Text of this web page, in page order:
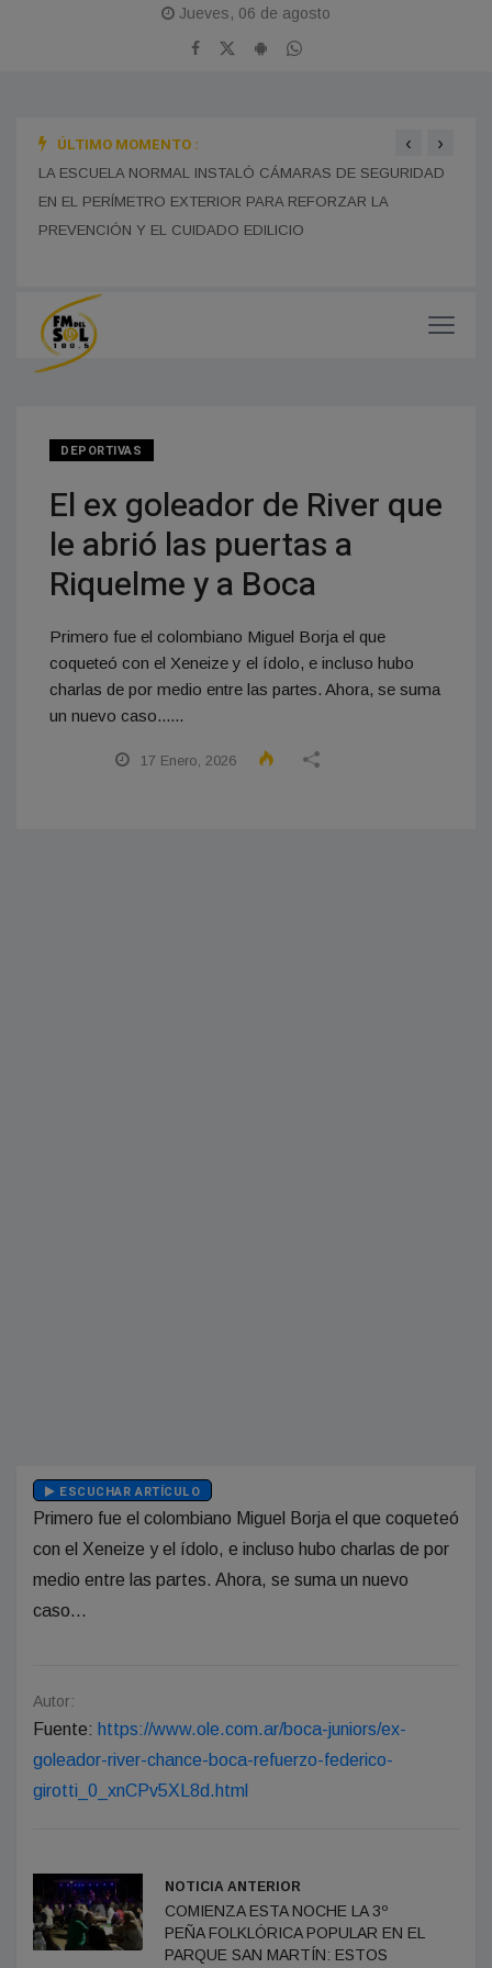
Jueves, 06 de agosto
ÚLTIMO MOMENTO :
LA ESCUELA NORMAL INSTALÓ CÁMARAS DE SEGURIDAD
EN EL PERÍMETRO EXTERIOR PARA REFORZAR LA
PREVENCIÓN Y EL CUIDADO EDILICIO
‹ ›
DEPORTIVAS
El ex goleador de River que
le abrió las puertas a
Riquelme y a Boca
Primero fue el colombiano Miguel Borja el que
coqueteó con el Xeneize y el ídolo, e incluso hubo
charlas de por medio entre las partes. Ahora, se suma
un nuevo caso......
17 Enero, 2026
ESCUCHAR ARTÍCULO
Primero fue el colombiano Miguel Borja el que coqueteó
con el Xeneize y el ídolo, e incluso hubo charlas de por
medio entre las partes. Ahora, se suma un nuevo
caso...
Autor:
Fuente: https://www.ole.com.ar/boca-juniors/ex-
goleador-river-chance-boca-refuerzo-federico-
girotti_0_xnCPv5XL8d.html
NOTICIA ANTERIOR
COMIENZA ESTA NOCHE LA 3º
PEÑA FOLKLÓRICA POPULAR EN EL
PARQUE SAN MARTÍN: ESTOS